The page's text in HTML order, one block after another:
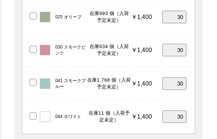
025 オリーブ
在庫993 個（入荷
予定未定）
￥1,400
030 スモークピ
ンク
在庫634 個（入荷
予定未定）
￥1,400
041 スモークブ
ルー
在庫1,768 個（入荷
予定未定）
￥1,400
044 ホワイト
在庫11 個（入荷予
定未定）
￥1,400